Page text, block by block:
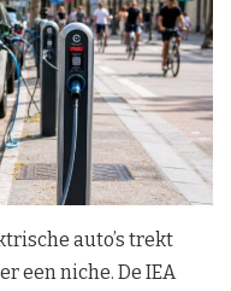
auto’s trekt
een niche. De IEA